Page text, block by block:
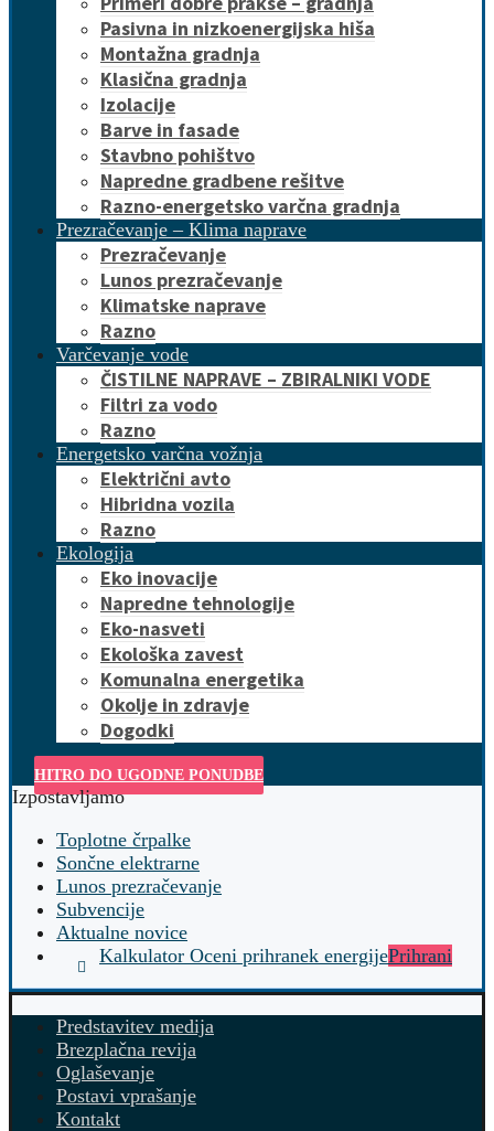
Pasivna in nizkoenergijska hiša
Montažna gradnja
Klasična gradnja
Izolacije
Barve in fasade
Stavbno pohištvo
Napredne gradbene rešitve
Razno-energetsko varčna gradnja
Prezračevanje – Klima naprave
Prezračevanje
Lunos prezračevanje
Klimatske naprave
Razno
Varčevanje vode
ČISTILNE NAPRAVE – ZBIRALNIKI VODE
Filtri za vodo
Razno
Energetsko varčna vožnja
Električni avto
Hibridna vozila
Razno
Ekologija
Eko inovacije
Napredne tehnologije
Eko-nasveti
Ekološka zavest
Komunalna energetika
Okolje in zdravje
Dogodki
HITRO DO UGODNE PONUDBE
Izpostavljamo
Toplotne črpalke
Sončne elektrarne
Lunos prezračevanje
Subvencije
Aktualne novice
Kalkulator Oceni prihranek energijePrihrani
Predstavitev medija
Brezplačna revija
Oglaševanje
Postavi vprašanje
Kontakt